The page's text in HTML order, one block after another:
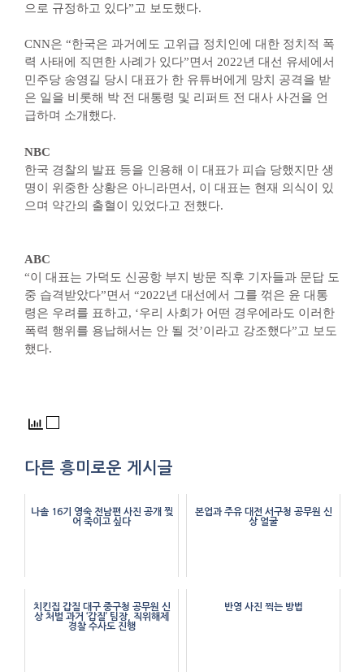
으로 규정하고 있다”고 보도했다.
CNN은 “한국은 과거에도 고위급 정치인에 대한 정치적 폭
력 사태에 직면한 사례가 있다”면서 2022년 대선 유세에서
민주당 송영길 당시 대표가 한 유튜버에게 망치 공격을 받
은 일을 비롯해 박 전 대통령 및 리퍼트 전 대사 사건을 언
급하며 소개했다.
NBC
한국 경찰의 발표 등을 인용해 이 대표가 피습 당했지만 생
명이 위중한 상황은 아니라면서, 이 대표는 현재 의식이 있
으며 약간의 출혈이 있었다고 전했다.
ABC
“이 대표는 가덕도 신공항 부지 방문 직후 기자들과 문답 도
중 습격받았다”면서 “2022년 대선에서 그를 꺾은 윤 대통
령은 우려를 표하고, ‘우리 사회가 어떤 경우에라도 이러한
폭력 행위를 용납해서는 안 될 것’이라고 강조했다”고 보도
했다.
다른 흥미로운 게시글
나솔 16기 영숙 전남편 사진 공개 찢
어 죽이고 싶다
본업과 주유 대전 서구청 공무원 신
상 얼굴
치킨집 갑질 대구 중구청 공무원 신
상 처벌 과거 ‘갑질’ 팀장, 직위해제
경찰 수사도 진행
반영 사진 찍는 방법